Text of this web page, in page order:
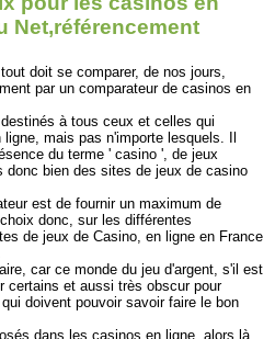
Net,référencement
doit se comparer, de nos jours,
par un comparateur de casinos en
à tous ceux et celles qui
mais pas n'importe lesquels. Il
du terme ' casino ', de jeux
donc bien des sites de jeux de casino
est de fournir un maximum de
donc, sur les différentes
de jeux de Casino, en ligne en France
car ce monde du jeu d'argent, s'il est
certains et aussi très obscur pour
doivent pouvoir savoir faire le bon
dans les casinos en ligne, alors là,